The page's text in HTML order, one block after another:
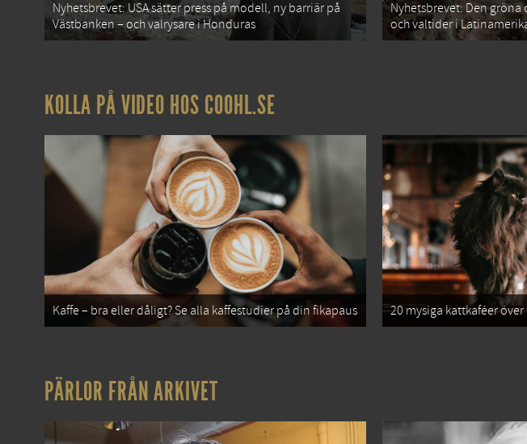
Nyhetsbrevet: USA sätter press på modell, ny barriär på
Västbanken – och valrysare i Honduras
Nyhetsbrevet: Den
och valtider i
KOLLA PÅ VIDEO HOS COOHL.SE
Kaffe – bra eller dåligt? Se alla kaffestudier på din fikapaus 20 mysiga kattkaféer
PÄRLOR FRÅN ARKIVET